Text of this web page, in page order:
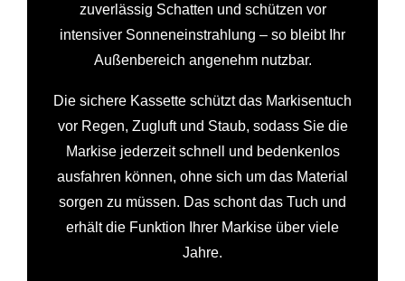
zuverlässig Schatten und schützen vor
intensiver Sonneneinstrahlung – so bleibt Ihr
Außenbereich angenehm nutzbar.
Die sichere Kassette schützt das Markisentuch
vor Regen, Zugluft und Staub, sodass Sie die
Markise jederzeit schnell und bedenkenlos
ausfahren können, ohne sich um das Material
sorgen zu müssen. Das schont das Tuch und
erhält die Funktion Ihrer Markise über viele
Jahre.